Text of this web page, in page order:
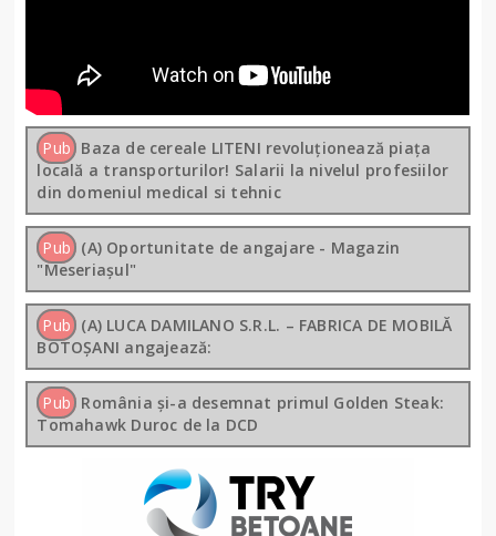
Pub Baza de cereale LITENI revoluționează piața
locală a transporturilor! Salarii la nivelul profesiilor
din domeniul medical si tehnic
Pub (A) Oportunitate de angajare - Magazin
"Meseriașul"
Pub (A) LUCA DAMILANO S.R.L. – FABRICA DE MOBILĂ
BOTOȘANI angajează:
Pub România și-a desemnat primul Golden Steak:
Tomahawk Duroc de la DCD